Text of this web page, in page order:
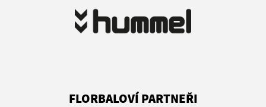
FLORBALOVÍ PARTNEŘI